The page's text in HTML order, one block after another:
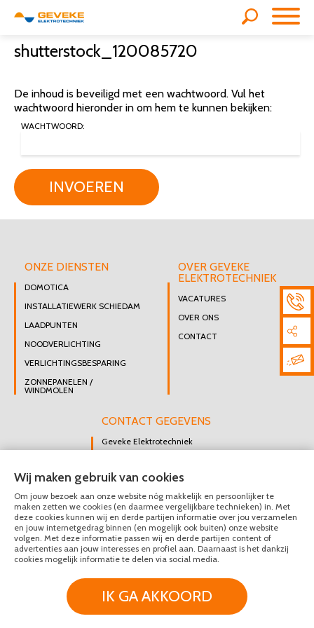
shutterstock_120085720
De inhoud is beveiligd met een wachtwoord. Vul het
wachtwoord hieronder in om hem te kunnen bekijken:
WACHTWOORD:
INVOEREN
ONZE DIENSTEN
DOMOTICA
INSTALLATIEWERK SCHIEDAM
LAADPUNTEN
NOODVERLICHTING
VERLICHTINGSBESPARING
ZONNEPANELEN /
WINDMOLEN
OVER GEVEKE
ELEKTROTECHNIEK
VACATURES
OVER ONS
CONTACT
CONTACT GEGEVENS
Geveke Elektrotechniek
3112 GK Schiedam
DIRECT CONTACT
OPNEMEN
010 426 8447
MAIL ONS
© Geveke Elektrotechniek 2020 - 2026
Algemene Voorwaarden
Wij maken gebruik van cookies
Om jouw bezoek aan onze website nóg makkelijk en persoonlijker te
maken zetten we cookies (en daarmee vergelijkbare technieken) in. Met
deze cookies kunnen wij en derde partijen informatie over jou verzamelen
en jouw internetgedrag binnen (en mogelijk ook buiten) onze website
volgen. Met deze informatie passen wij en derde partijen content of
advertenties aan jouw interesses en profiel aan. Daarnaast is het dankzij
cookies mogelijk informatie te delen via social media.
IK GA AKKOORD